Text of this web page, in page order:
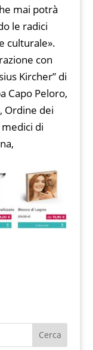
mai potrà
le radici
culturale».
con
Kircher” di
Capo Peloro,
Ordine dei
di